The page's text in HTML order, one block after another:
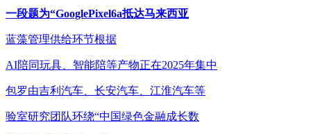
一段题为“GooglePixel6a抵达马来西亚
蓝藻管理供给环节根据
AI陪同玩具、智能陪等产物正在2025年集中
包罗由吉利汽车、长安汽车、江淮汽车等
验室研究团队环绕“中国绿色金融成长数